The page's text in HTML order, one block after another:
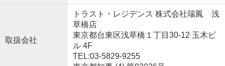
取扱会社
トラスト・レジデンス 株式会社瑞鳳 浅
草橋店
東京都台東区浅草橋１丁目30-12 玉木ビ
ル 4F
TEL:03-5829-9255